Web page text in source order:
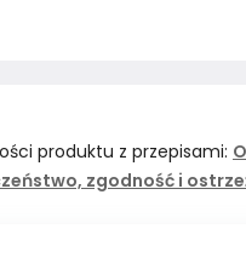
produktu z przepisami:
zgodność i